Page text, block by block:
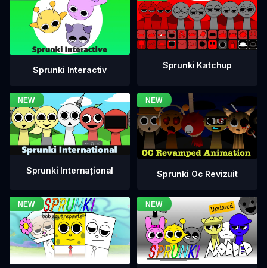
Sprunki Interactiv Sprunki Katchup
Sprunki Internațional Sprunki Oc Revizuit